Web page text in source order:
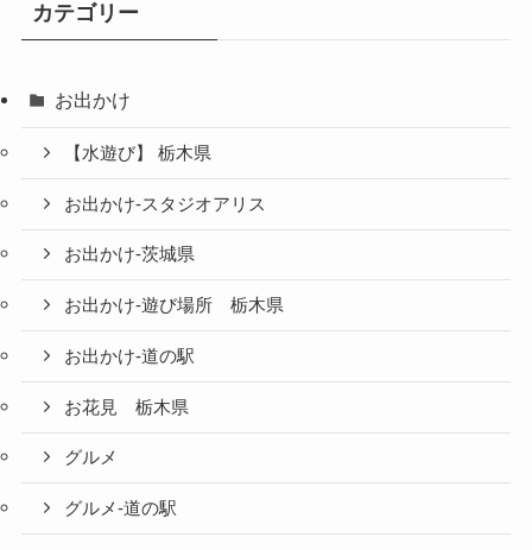
カテゴリー
お出かけ
【水遊び】 栃木県
お出かけ-スタジオアリス
お出かけ-茨城県
お出かけ-遊び場所 栃木県
お出かけ-道の駅
お花見 栃木県
グルメ
グルメ-道の駅